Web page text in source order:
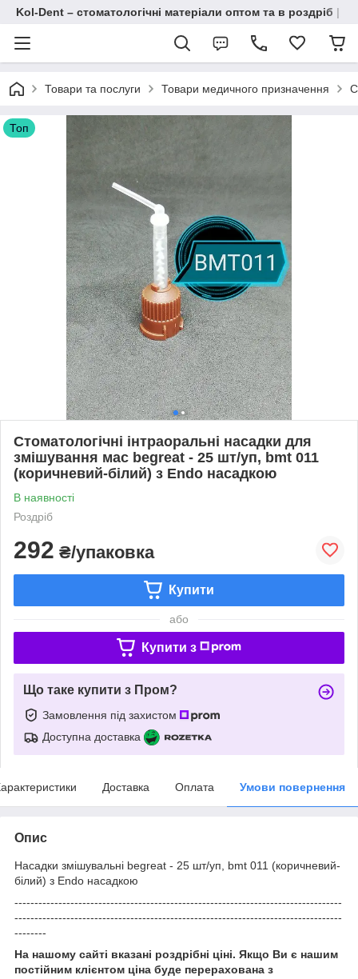
Kol-Dent – ​​стоматологічні матеріали оптом та в роздріб |
Товари та послуги Товари медичного призначення
Топ
Стоматологічні інтраоральні насадки для
змішування мас begreat - 25 шт/уп, bmt 011
(коричневий-білий) з Endo насадкою
В наявності
Роздріб
292 ₴/упаковка
Купити
або
Купити з
Що таке купити з Пром?
Замовлення під захистом
Доступна доставка
Доставка Оплата Умови повернення
Опис
Насадки змішувальні begreat - 25 шт/уп, bmt 011 (коричневий-
білий) з Endo насадкою
----------------------------------------------------------------------------------
----------------------------------------------------------------------------------
--------
На нашому сайті вказані роздрібні ціні. Якщо Ви є нашим
постійним клієнтом ціна буде перерахована з